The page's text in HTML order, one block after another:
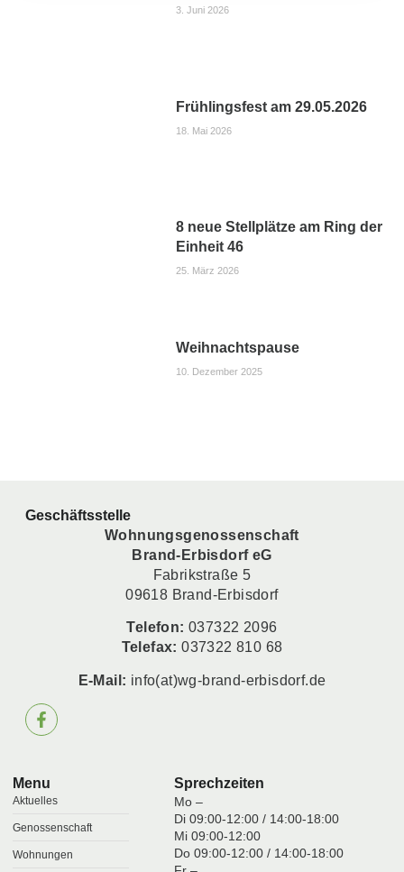
3. Juni 2026
Frühlingsfest am 29.05.2026
18. Mai 2026
8 neue Stellplätze am Ring der
Einheit 46
25. März 2026
Weihnachtspause
10. Dezember 2025
Geschäftsstelle
Wohnungsgenossenschaft
Brand-Erbisdorf eG
Fabrikstraße 5
09618 Brand-Erbisdorf
Telefon: 037322 2096
Telefax: 037322 810 68
E-Mail: info(at)wg-brand-erbisdorf.de
Menu
Aktuelles
Genossenschaft
Wohnungen
Sprechzeiten
Mo –
Di 09:00-12:00 / 14:00-18:00
Mi 09:00-12:00
Do 09:00-12:00 / 14:00-18:00